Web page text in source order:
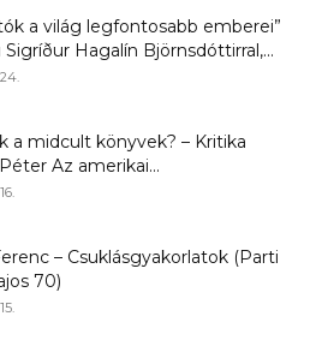
a világ legfontosabb emberei”
Sigríður Hagalín Björnsdóttirral,...
a midcult könyvek? – Kritika
Az amerikai...
– Csuklásgyakorlatok (Parti
70)